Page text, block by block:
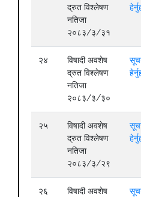
द्रुत विश्लेषण
नतिजा
२०८३/३/३१
२४
विषादी अवशेष
द्रुत विश्लेषण
नतिजा
२०८३/३/३०
२५
विषादी अवशेष
द्रुत विश्लेषण
नतिजा
२०८३/३/२९
२६
विषादी अवशेष